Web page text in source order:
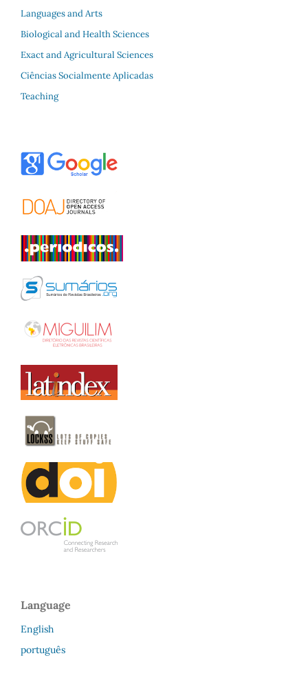
Languages and Arts
Biological and Health Sciences
Exact and Agricultural Sciences
Ciências Socialmente Aplicadas
Teaching
Language
English
português